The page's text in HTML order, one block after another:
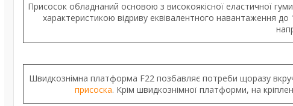
Присосок обладнаний основою з високоякісної еластичної
характеристикою відриву еквівалентного навантаження
Швидкознімна платформа F22 позбавляє потреби щоразу
присоска. Крім швидкознімної платформи, на